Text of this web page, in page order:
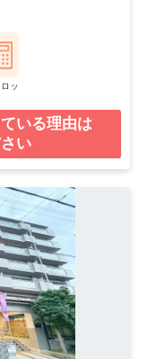
ッ
いる理由は
い